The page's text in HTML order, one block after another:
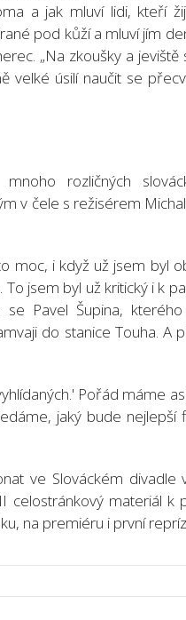
a jak mluví lidi, kteří
pod kůží a mluví jím
„Na zkoušky a jeviště
velké úsilí naučit se
rozličných
v čele s režisérem
moc, i když už jsem byl
jsem byl už kritický i k
Pavel Šupina,
do stanice Touha. A
Pořád máme
jaký bude nejlepší
ve Slováckém divadle
celostránkový materiál k
na premiéru i první